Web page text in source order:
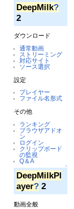
DeepMilk?
2
ダウンロード
通常動画
ストリーミング
対応サイト
ソース選択
設定
プレイヤー
ファイル名形式
その他
ランキング
ブラウザアドオ
ン
ログイン
クリップボード
の監視
Q＆A
↑
DeepMilkPl
ayer?2
動画全般